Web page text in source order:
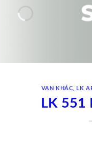
VAN KHÁC, LK
LK 551